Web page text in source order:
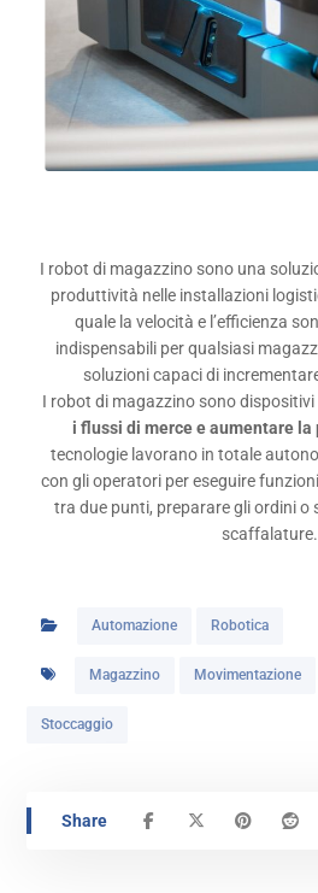
I robot di magazzino sono una
produttività nelle installazioni
quale la velocità e l’efficienza
indispensabili per qualsiasi
soluzioni capaci di
I robot di magazzino sono
i flussi di merce e aumentare
tecnologie lavorano in totale
con gli operatori per eseguire
tra due punti, preparare gli ordini o
scaffalature.
Automazione Robotica
Magazzino Movimentazione
Stoccaggio